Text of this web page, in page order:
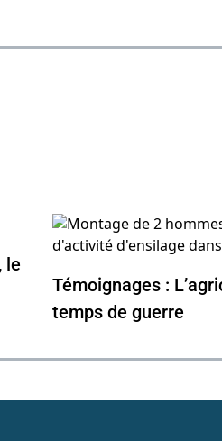
le
Témoignages :
temps de guerre